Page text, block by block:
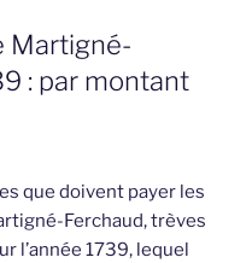
Martigné-
: par montant
que doivent payer les
Ferchaud, trèves
l’année 1739, lequel